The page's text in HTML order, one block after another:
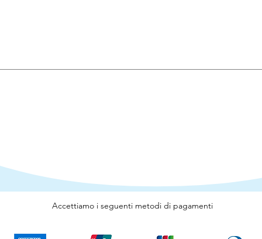
Accettiamo i seguenti metodi di pagamenti